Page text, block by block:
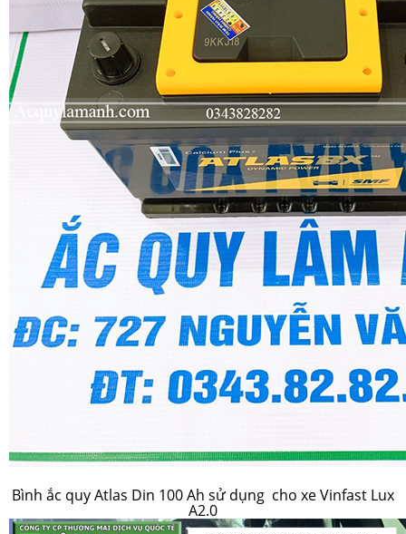
Bình ắc quy Atlas Din 100 Ah sử dụng cho xe Vinfast Lux
A2.0